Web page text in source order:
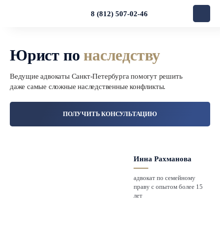
8 (812) 507-02-46
Юрист по наследству
Ведущие адвокаты Санкт-Петербурга помогут решить
даже самые сложные наследственные конфликты.
ПОЛУЧИТЬ КОНСУЛЬТАЦИЮ
Инна Рахманова
адвокат по семейному
праву с опытом более 15
лет